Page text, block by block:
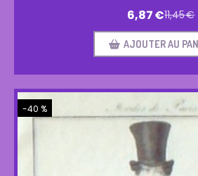
6,87€11,45€
AJOUTER AU
-40 %